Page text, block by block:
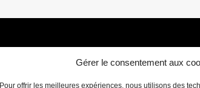
Gérer le consentement aux
Pour offrir les meilleures expériences, nous utilisons des